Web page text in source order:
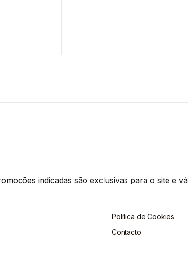
indicadas são exclusivas para o site e
Política de Cookies
Contacto